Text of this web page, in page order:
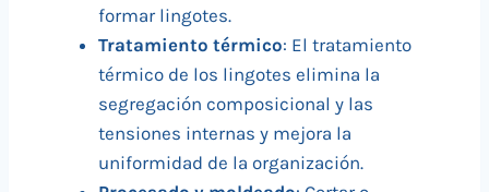
formar lingotes.
Tratamiento térmico: El tratamiento
térmico de los lingotes elimina la
segregación composicional y las
tensiones internas y mejora la
uniformidad de la organización.